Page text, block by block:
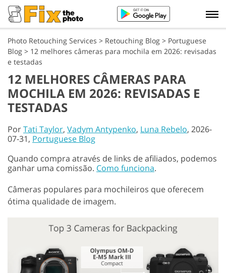
Photo Retouching Services > Retouching Blog > Portuguese
Blog > 12 melhores câmeras para mochila em 2026: revisadas
e testadas
12 MELHORES CÂMERAS PARA
MOCHILA EM 2026: REVISADAS E
TESTADAS
PorTati Taylor, Vadym Antypenko, Luna Rebelo, 2026-
07-31, Portuguese Blog
Quando compra através de links de afiliados, podemos
ganhar uma comissão. Como funciona.
Câmeras populares para mochileiros que oferecem
ótima qualidade de imagem.